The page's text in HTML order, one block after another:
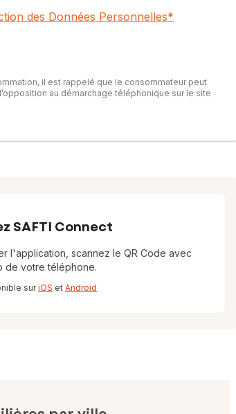
des Données Personnelles*
il est rappelé que le consommateur peut
au démarchage téléphonique sur le site
SAFTI Connect
l'application, scannez le QR Code avec
de votre téléphone.
suriOS et Android